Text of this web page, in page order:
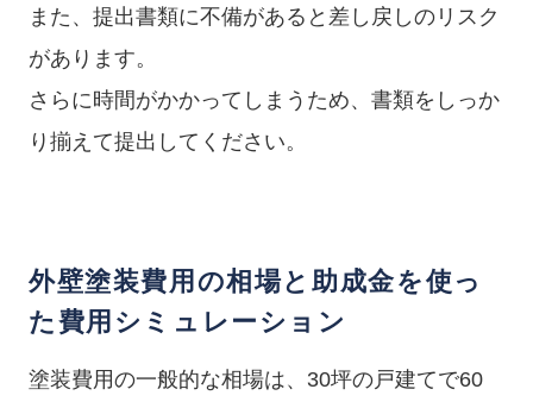
また、提出書類に不備があると差し戻しのリスク
があります。
さらに時間がかかってしまうため、書類をしっか
り揃えて提出してください。
外壁塗装費用の相場と助成金を使っ
た費用シミュレーション
塗装費用の一般的な相場は、30坪の戸建てで60